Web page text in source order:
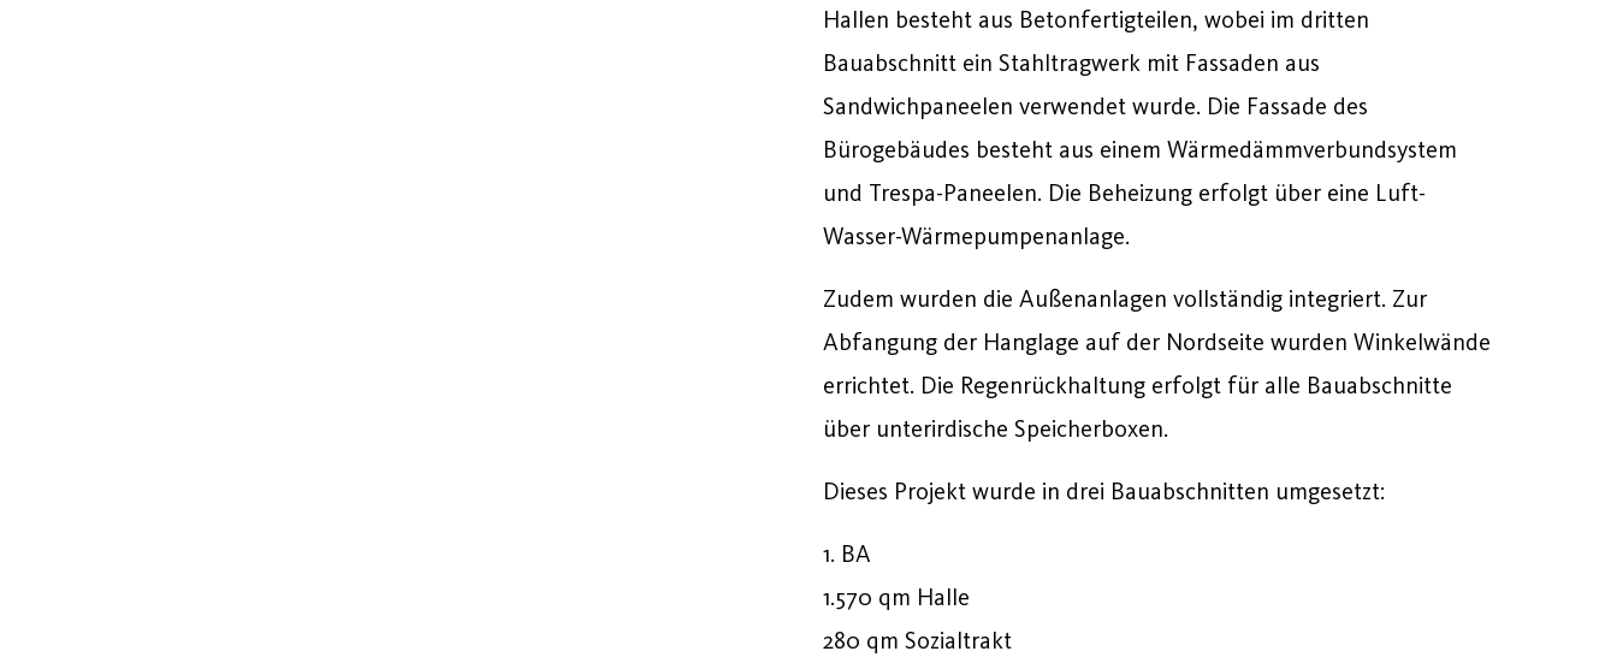
Hallen besteht aus Betonfertigteilen, wobei im dritten
Bauabschnitt ein Stahltragwerk mit Fassaden aus
Sandwichpaneelen verwendet wurde. Die Fassade des
Bürogebäudes besteht aus einem Wärmedämmverbundsystem
und Trespa-Paneelen. Die Beheizung erfolgt über eine Luft-
Wasser-Wärmepumpenanlage.
Zudem wurden die Außenanlagen vollständig integriert. Zur
Abfangung der Hanglage auf der Nordseite wurden Winkelwände
errichtet. Die Regenrückhaltung erfolgt für alle Bauabschnitte
über unterirdische Speicherboxen.
Dieses Projekt wurde in drei Bauabschnitten umgesetzt:
1. BA
1.570 qm Halle
280 qm Sozialtrakt